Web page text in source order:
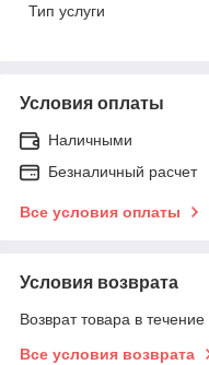
Тип услуги
Условия оплаты
Наличными
Безналичный расчет
Все условия оплаты
Условия возврата
Возврат товара в
Все условия возврата